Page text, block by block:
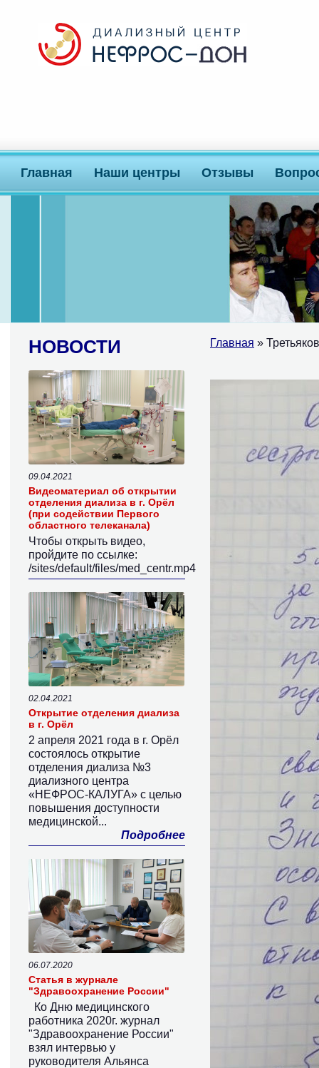
Главная Наши центры Отзывы
Главная »
НОВОСТИ
09.04.2021
Видеоматериал об открытии
отделения диализа в г. Орёл
(при содействии Первого
областного телеканала)
Чтобы открыть видео,
пройдите по ссылке:
/sites/default/files/med_centr.mp4
02.04.2021
Открытие отделения диализа
в г. Орёл
2 апреля 2021 года в г. Орёл
состоялось открытие
отделения диализа №3
диализного центра
«НЕФРОС-КАЛУГА» с целью
повышения доступности
медицинской...
Подробнее
06.07.2020
Статья в журнале
"Здравоохранение России"
Ко Дню медицинского
работника 2020г. журнал
"Здравоохранение России"
взял интервью у
руководителя Альянса